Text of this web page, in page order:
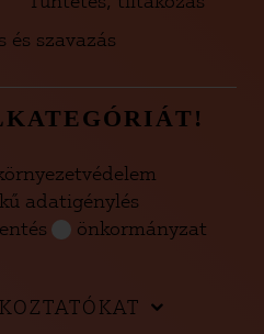
és szavazás
adatigénylés
önkormányzat